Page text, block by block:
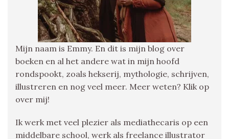
Mijn naam is Emmy. En dit is mijn blog over
boeken en al het andere wat in mijn hoofd
rondspookt, zoals hekserij, mythologie, schrijven,
illustreren en nog veel meer. Meer weten? Klik op
over mij!
Ik werk met veel plezier als mediathecaris op een
middelbare school, werk als freelance illustrator